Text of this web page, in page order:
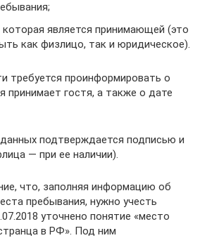
которая является принимающей (это
как физлицо, так и юридическое).
требуется проинформировать о
принимает гостя, а также о дате
подтверждается подписью и
— при ее наличии).
что, заполняя информацию об
пребывания, нужно учесть
уточнено понятие «место
в РФ». Под ним